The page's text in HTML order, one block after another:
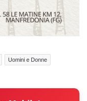
Uomini e Donne